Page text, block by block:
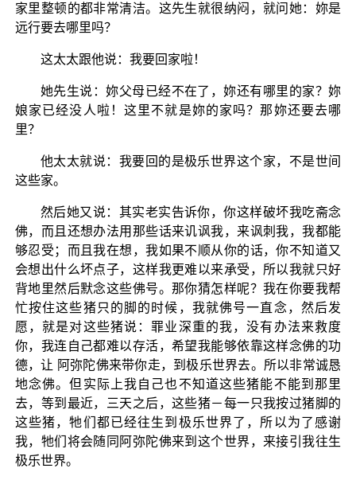
家里整顿的都非常清洁。这先生就很纳闷，就问她：妳是
远行要去哪里吗？
这太太跟他说：我要回家啦！
她先生说：妳父母已经不在了，妳还有哪里的家？妳
娘家已经没人啦！这里不就是妳的家吗？那妳还要去哪
里？
他太太就说：我要回的是极乐世界这个家，不是世间
这些家。
然后她又说：其实老实告诉你，你这样破坏我吃斋念
佛，而且还想办法用那些话来讥讽我，来讽刺我，我都能
够忍受；而且我在想，我如果不顺从你的话，你不知道又
会想出什么坏点子，这样我更难以来承受，所以我就只好
背地里然后默念这些佛号。那你猜怎样呢？我在你要我帮
忙按住这些猪只的脚的时候，我就佛号一直念，然后发
愿，就是对这些猪说：罪业深重的我，没有办法来救度
你，我连自己都难以存活，希望我能够依靠这样念佛的功
德，让 阿弥陀佛来带你走，到极乐世界去。所以非常诚恳
地念佛。但实际上我自己也不知道这些猪能不能到那里
去，等到最近，三天之后，这些猪－每一只我按过猪脚的
这些猪，牠们都已经往生到极乐世界了，所以为了感谢
我，牠们将会随同阿弥陀佛来到这个世界，来接引我往生
极乐世界。